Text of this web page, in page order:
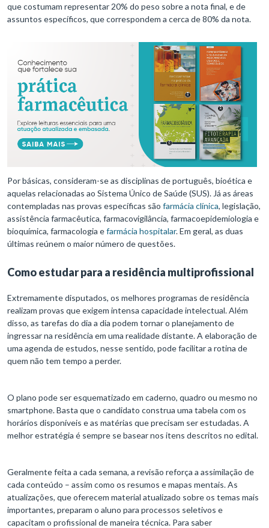
que costumam representar 20% do peso sobre a nota final, e de
assuntos específicos, que correspondem a cerca de 80% da nota.
Por básicas, consideram-se as disciplinas de português, bioética e
aquelas relacionadas ao Sistema Único de Saúde (SUS). Já as áreas
contempladas nas provas específicas são farmácia clínica, legislação,
assistência farmacêutica, farmacovigilância, farmacoepidemiologia e
bioquímica, farmacologia efarmácia hospitalar. Em geral, as duas
últimas reúnem o maior número de questões.
Como estudar para a residência multiprofissional
Extremamente disputados, os melhores programas de residência
realizam provas que exigem intensa capacidade intelectual. Além
disso, as tarefas do dia a dia podem tornar o planejamento de
ingressar na residência em uma realidade distante. A elaboração de
uma agenda de estudos, nesse sentido, pode facilitar a rotina de
quem não tem tempo a perder.
O plano pode ser esquematizado em caderno, quadro ou mesmo no
smartphone. Basta que o candidato construa uma tabela com os
horários disponíveis e as matérias que precisam ser estudadas. A
melhor estratégia é sempre se basear nos itens descritos no edital.
Geralmente feita a cada semana, a revisão reforça a assimilação de
cada conteúdo – assim como os resumos e mapas mentais. As
atualizações, que oferecem material atualizado sobre os temas mais
importantes, preparam o aluno para processos seletivos e
capacitam o profissional de maneira técnica. Para saber